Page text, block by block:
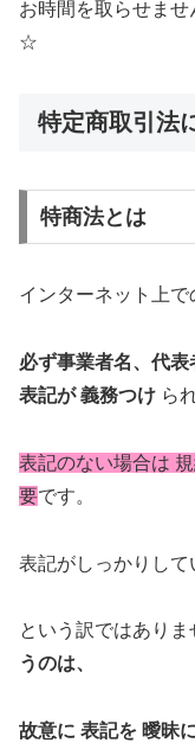
お時間を取らせま
☆
特定商取引法
特商法とは
インターネット上で
必ず事業者名、代
表記が 義務つけ ら
表記のない場合は
要です。
表記がしっかりし
という訳ではありま
うのは、
故意に 表記を 曖昧